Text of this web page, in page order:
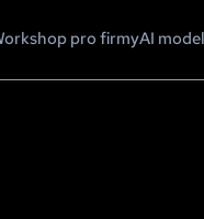
pro firmyAI